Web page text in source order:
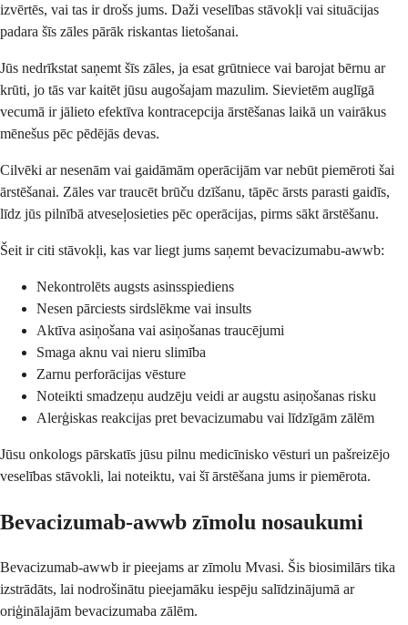
izvērtēs, vai tas ir drošs jums. Daži veselības stāvokļi vai situācijas
padara šīs zāles pārāk riskantas lietošanai.
Jūs nedrīkstat saņemt šīs zāles, ja esat grūtniece vai barojat bērnu ar
krūti, jo tās var kaitēt jūsu augošajam mazulim. Sievietēm auglīgā
vecumā ir jālieto efektīva kontracepcija ārstēšanas laikā un vairākus
mēnešus pēc pēdējās devas.
Cilvēki ar nesenām vai gaidāmām operācijām var nebūt piemēroti šai
ārstēšanai. Zāles var traucēt brūču dzīšanu, tāpēc ārsts parasti gaidīs,
līdz jūs pilnībā atveseļosieties pēc operācijas, pirms sākt ārstēšanu.
Šeit ir citi stāvokļi, kas var liegt jums saņemt bevacizumabu-awwb:
Nekontrolēts augsts asinsspiediens
Nesen pārciests sirdslēkme vai insults
Aktīva asiņošana vai asiņošanas traucējumi
Smaga aknu vai nieru slimība
Zarnu perforācijas vēsture
Noteikti smadzeņu audzēju veidi ar augstu asiņošanas risku
Alerģiskas reakcijas pret bevacizumabu vai līdzīgām zālēm
Jūsu onkologs pārskatīs jūsu pilnu medicīnisko vēsturi un pašreizējo
veselības stāvokli, lai noteiktu, vai šī ārstēšana jums ir piemērota.
Bevacizumab-awwb zīmolu nosaukumi
Bevacizumab-awwb ir pieejams ar zīmolu Mvasi. Šis biosimilārs tika
izstrādāts, lai nodrošinātu pieejamāku iespēju salīdzinājumā ar
oriģinālajām bevacizumaba zālēm.